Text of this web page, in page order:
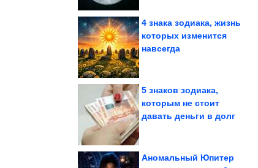
4 знака зодиака, жизнь
которых изменится
навсегда
5 знаков зодиака,
которым не стоит
давать деньги в долг
Аномальный Юпитер